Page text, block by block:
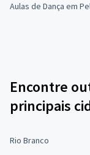
Aulas de Dança em
Encontre
principais
Rio Branco